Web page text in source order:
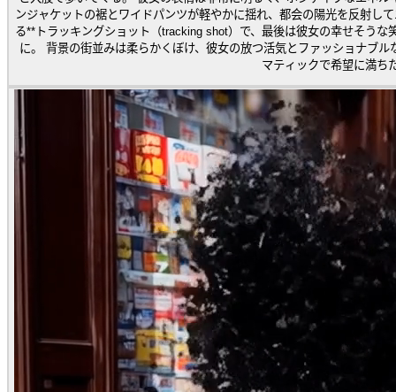
ンジャケットの裾とワイドパンツが軽やかに揺れ、都会の陽光を反射し
る**トラッキングショット（tracking shot）で、最後は彼女の幸せそう
に。 背景の街並みは柔らかくぼけ、彼女の放つ活気とファッショナブ
マティックで希望に満ち